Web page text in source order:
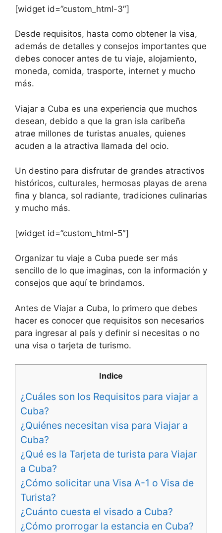
[widget id=”custom_html-3″]
Desde requisitos, hasta como obtener la visa,
además de detalles y consejos importantes que
debes conocer antes de tu viaje, alojamiento,
moneda, comida, trasporte, internet y mucho
más.
Viajar a Cuba es una experiencia que muchos
desean, debido a que la gran isla caribeña
atrae millones de turistas anuales, quienes
acuden a la atractiva llamada del ocio.
Un destino para disfrutar de grandes atractivos
históricos, culturales, hermosas playas de arena
fina y blanca, sol radiante, tradiciones culinarias
y mucho más.
[widget id=”custom_html-5″]
Organizar tu viaje a Cuba puede ser más
sencillo de lo que imaginas, con la información y
consejos que aquí te brindamos.
Antes de Viajar a Cuba, lo primero que debes
hacer es conocer que requisitos son necesarios
para ingresar al país y definir si necesitas o no
una visa o tarjeta de turismo.
Indice
¿Cuáles son los Requisitos para viajar a
Cuba?
¿Quiénes necesitan visa para Viajar a
Cuba?
¿Qué es la Tarjeta de turista para Viajar
a Cuba?
¿Cómo solicitar una Visa A-1 o Visa de
Turista?
¿Cuánto cuesta el visado a Cuba?
¿Cómo prorrogar la estancia en Cuba?